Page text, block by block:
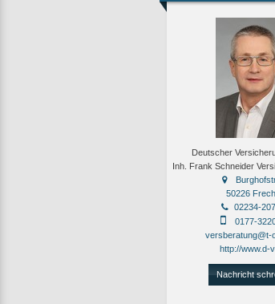
Deutscher
Inh. Frank Schneider
50226
02234-
0177-
versberatung@t-
http://www.d-
Nachricht